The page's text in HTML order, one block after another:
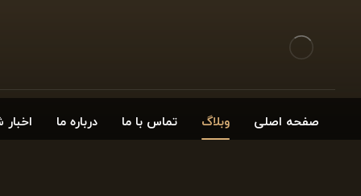
صفحه اصلی وبلاگ تماس با ما درباره ما